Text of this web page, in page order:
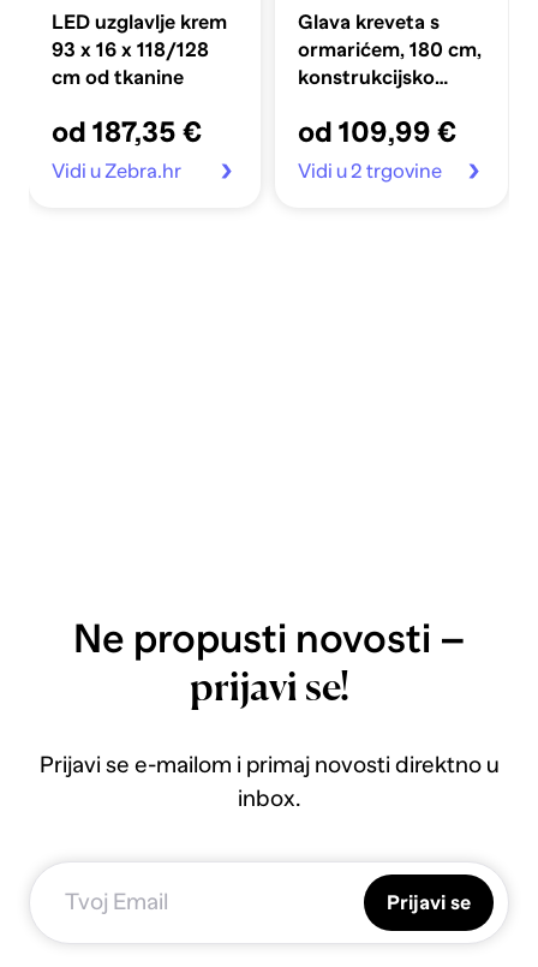
LED uzglavlje krem
93 x 16 x 118/128
cm od tkanine
od 187,35 €
Vidi u Zebra.hr
Glava kreveta s
ormarićem, 180 cm,
konstrukcijsko
od 109,99 €
Vidi u 2 trgovine
Ne propusti novosti –
prijavi se!
Prijavi se e-mailom i primaj novosti direktno u
inbox.
Prijavi se